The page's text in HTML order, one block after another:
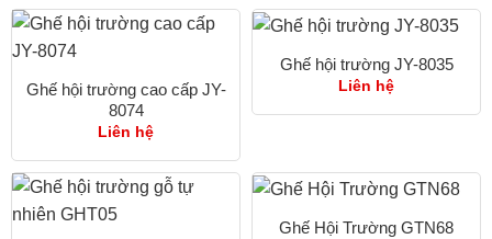
Ghế hội trường cao cấp JY-
8074
Liên hệ
Ghế hội trường JY-8035
Liên hệ
Ghế Hội Trường GTN68